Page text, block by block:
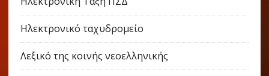
Ηλεκτρονικό ταχυδρομείο
Λεξικό της κοινής νεοελληνικής